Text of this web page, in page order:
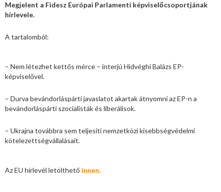
Megjelent a Fidesz Európai Parlamenti képviselőcsoportjának
hírlevele.
A tartalomból:
– Nem létezhet kettős mérce – interjú Hidvéghi Balázs EP-
képviselővel.
– Durva bevándorláspárti javaslatot akartak átnyomni az EP-n a
bevándorláspárti szocialisták és liberálisok.
– Ukrajna továbbra sem teljesíti nemzetközi kisebbségvédelmi
kötelezettségvállalásait.
Az EU hírlevél letölthető innen.